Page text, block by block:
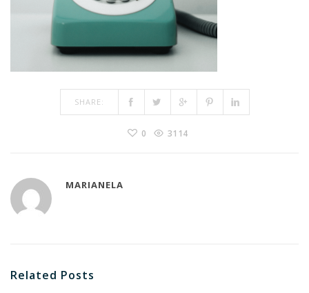
SHARE:
0 3114
MARIANELA
Related Posts